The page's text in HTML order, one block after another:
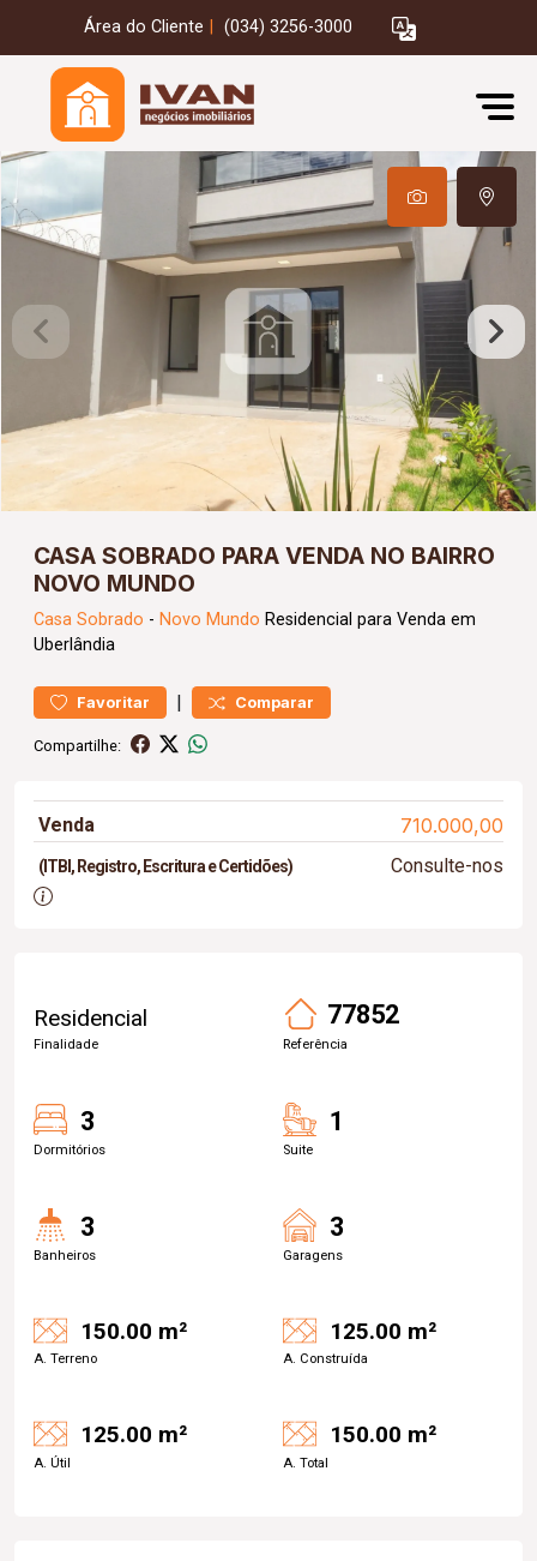
Área do Cliente (034) 3256-3000
CASA SOBRADO PARA VENDA NO BAIRRO
NOVO MUNDO
Casa Sobrado - Novo Mundo Residencial para Venda em
Uberlândia
Favoritar | Comparar
Compartilhe:
Venda 710.000,00
(ITBI, Registro, Escritura e Certidões) Consulte-nos
Residencial
Finalidade
77852
Referência
3
Dormitórios
1
Suite
3
Banheiros
3
Garagens
150.00 m²
A. Terreno
125.00 m²
A. Construída
125.00 m²
A. Útil
150.00 m²
A. Total